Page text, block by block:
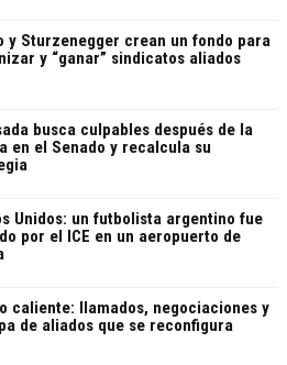
y Sturzenegger crean un fondo para
y “ganar” sindicatos aliados
busca culpables después de la
en el Senado y recalcula su
Unidos: un futbolista argentino fue
por el ICE en un aeropuerto de
caliente: llamados, negociaciones y
de aliados que se reconfigura